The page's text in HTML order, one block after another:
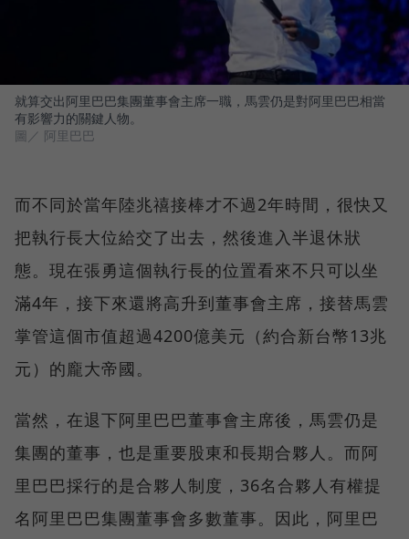
就算交出阿里巴巴集團董事會主席一職，馬雲仍是對阿里巴巴相當
有影響力的關鍵人物。
圖／ 阿里巴巴
而不同於當年陸兆禧接棒才不過2年時間，很快又
把執行長大位給交了出去，然後進入半退休狀
態。現在張勇這個執行長的位置看來不只可以坐
滿4年，接下來還將高升到董事會主席，接替馬雲
掌管這個市值超過4200億美元（約合新台幣13兆
元）的龐大帝國。
當然，在退下阿里巴巴董事會主席後，馬雲仍是
集團的董事，也是重要股東和長期合夥人。而阿
里巴巴採行的是合夥人制度，36名合夥人有權提
名阿里巴巴集團董事會多數董事。因此，阿里巴